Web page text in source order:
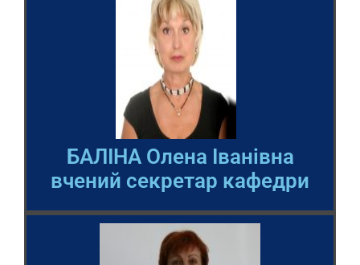
БАЛІНА Олена Іванівна
вчений секретар кафедри